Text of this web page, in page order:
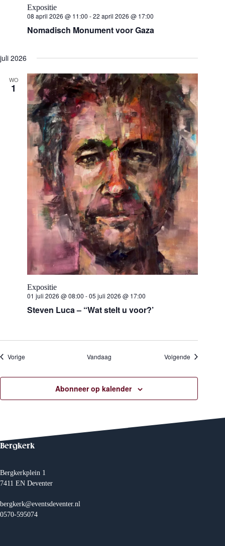
08 april 2026 @ 11:00 -22 april 2026 @ 17:00
Nomadisch Monument voor Gaza
Expositie
juli 2026
WO
1
01 juli 2026 @ 08:00 -05 juli 2026 @ 17:00
Steven Luca – “Wat stelt u voor?’
Expositie
Vorige Vandaag Volgende
Abonneer op kalender
Bergkerk
Bergkerkplein 1
7411 EN Deventer
bergkerk@eventsdeventer.nl
0570-595074